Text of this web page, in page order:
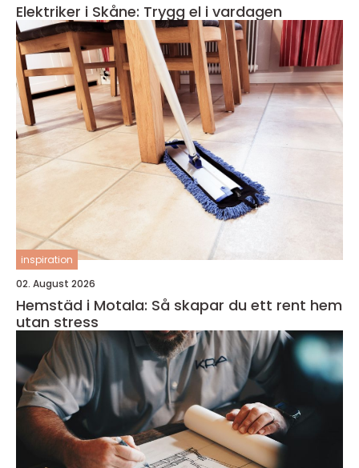
Elektriker i Skåne: Trygg el i vardagen
inspiration
02. August 2026
Hemstäd i Motala: Så skapar du ett rent hem
utan stress